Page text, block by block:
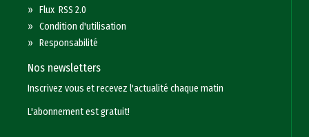
»Flux RSS 2.0
»Condition d'utilisation
»Responsabilité
Nos newsletters
Inscrivez vous et recevez l'actualité chaque matin
L'abonnement est gratuit!